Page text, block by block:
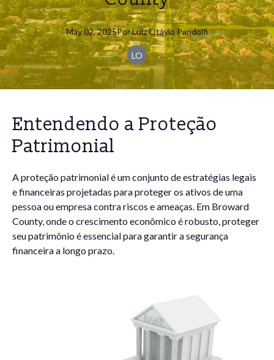
May 02, 2025PorLuizOtávio Pandolfi
LO
Entendendo a Proteção
Patrimonial
A proteção patrimonial é um conjunto de estratégias legais
e financeiras projetadas para proteger os ativos de uma
pessoa ou empresa contra riscos e ameaças. Em Broward
County, onde o crescimento econômico é robusto, proteger
seu patrimônio é essencial para garantir a segurança
financeira a longo prazo.